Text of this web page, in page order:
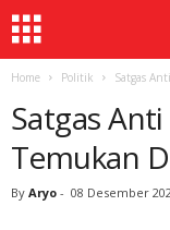
Home Politik Satgas
Satgas
Temukan
By Aryo - 08 Desember